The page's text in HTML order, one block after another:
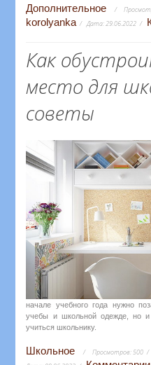
Дополнительное
korolyanka Дата:29.06.2022
Как
место для
советы
начале учебного года нужно
учебы и школьной одежде, но и
учиться школьнику.
Школьное Просмотров:500